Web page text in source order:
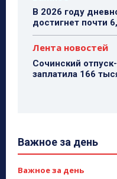
В 2026 году
достигнет почти
Лента новостей
Сочинский
заплатила 166
Важное за день
Важное за день